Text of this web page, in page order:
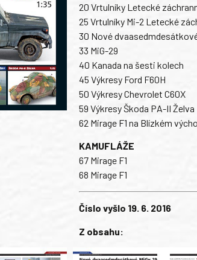
20 Vrtulníky Letecké
25 Vrtulníky Mi-2 Letecké
30 Nové
33 MiG-29
40 Kanada na šesti kolech
45 Výkresy Ford F60H
50 Výkresy Chevrolet C60X
59 Výkresy Škoda PA-II Želva
62 Mirage F1 na Blízkém
KAMUFLÁŽE
67 Mirage F1
68 Mirage F1
Číslo vyšlo 19. 6. 2016
Z obsahu: